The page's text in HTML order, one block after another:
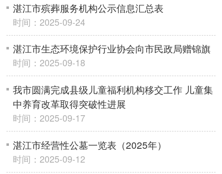
湛江市殡葬服务机构公示信息汇总表
时间：2025-09-24
湛江市生态环境保护行业协会向市民政局赠锦旗
时间：2025-09-18
我市圆满完成县级儿童福利机构移交工作 儿童集
中养育改革取得突破性进展
时间：2025-09-17
湛江市经营性公墓一览表（2025年）
时间：2025-09-12